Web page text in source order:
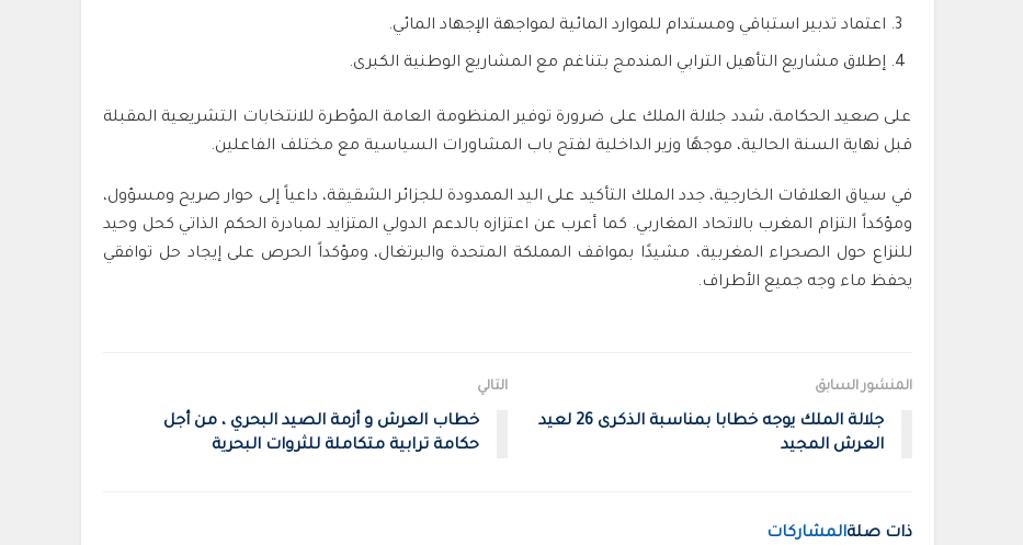
اعتماد تدبير استباقي ومستدام للموارد المائية لمواجهة الإجهاد المائي.
إطلاق مشاريع التأهيل الترابي المندمج بتناغم مع المشاريع الوطنية الكبرى.
على صعيد الحكامة، شدد جلالة الملك على ضرورة توفير المنظومة العامة المؤطرة للانتخابات التشريعية المقبلة
قبل نهاية السنة الحالية، موجهًا وزير الداخلية لفتح باب المشاورات السياسية مع مختلف الفاعلين.
في سياق العلاقات الخارجية، جدد الملك التأكيد على اليد الممدودة للجزائر الشقيقة، داعياً إلى حوار صريح ومسؤول،
ومؤكداً التزام المغرب بالاتحاد المغاربي. كما أعرب عن اعتزازه بالدعم الدولي المتزايد لمبادرة الحكم الذاتي كحل وحيد
للنزاع حول الصحراء المغربية، مشيدًا بمواقف المملكة المتحدة والبرتغال، ومؤكداً الحرص على إيجاد حل توافقي
يحفظ ماء وجه جميع الأطراف.
المنشور السابق
جلالة الملك يوجه خطابا بمناسبة الذكرى 26 لعيد
العرش المجيد
التالي
خطاب العرش و أزمة الصيد البحري ، من أجل
حكامة ترابية متكاملة للثروات البحرية
ذات صلةالمشاركات